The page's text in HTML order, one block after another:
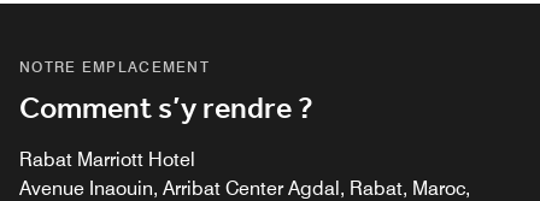
NOTRE EMPLACEMENT
Comment s’y rendre ?
Rabat Marriott Hotel
Avenue Inaouin, Arribat Center Agdal, Rabat, Maroc,